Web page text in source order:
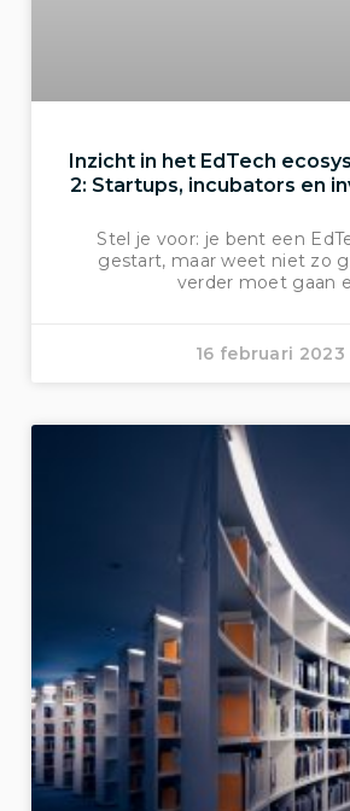
Inzicht in het EdTech
2: Startups, incubators en
Stel je voor: je bent een
gestart, maar weet niet zo
verder moet gaan
16 februari 2023